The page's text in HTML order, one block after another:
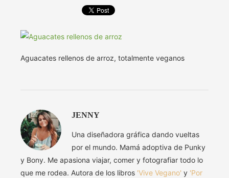
Aguacates rellenos de arroz, totalmente veganos
JENNY
Una diseñadora gráfica dando vueltas
por el mundo. Mamá adoptiva de Punky
y Bony. Me apasiona viajar, comer y fotografiar todo lo
que me rodea. Autora de los libros 'Vive Vegano' y 'Por